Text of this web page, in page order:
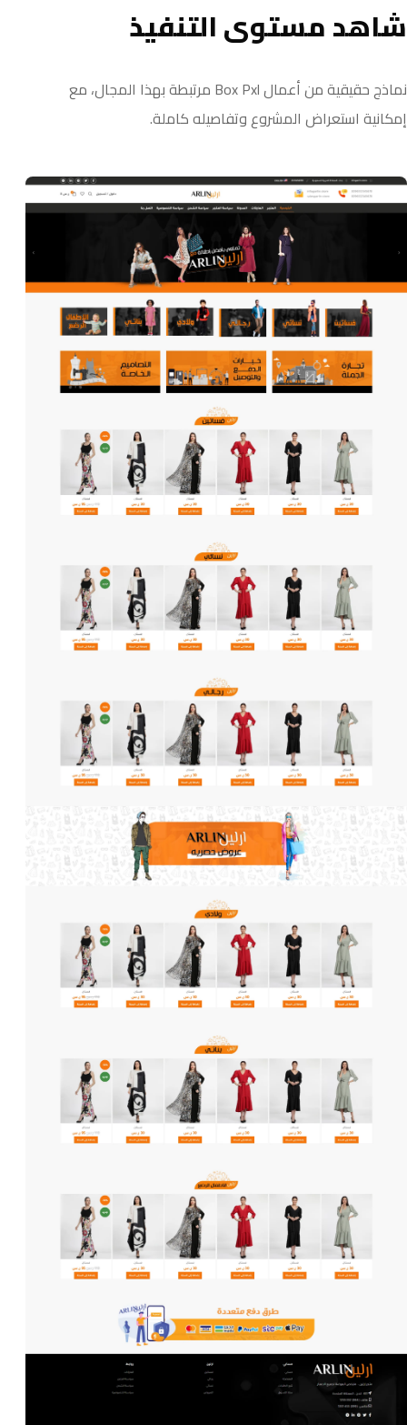
شاهد مستوى التنفيذ
نماذج حقيقية من أعمال Box Pxl مرتبطة بهذا المجال، مع
إمكانية استعراض المشروع وتفاصيله كاملة.